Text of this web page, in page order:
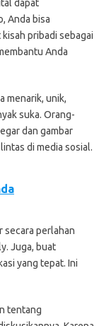
dapat
Anda bisa
pribadi sebagai
Anda
menarik, unik,
suka. Orang-
dan gambar
di media sosial.
secara perlahan
Juga, buat
yang tepat. Ini
tentang